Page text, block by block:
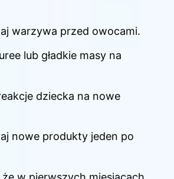
warzywa przed owocami.
lub gładkie masy na
dziecka na nowe
nowe produkty jeden po